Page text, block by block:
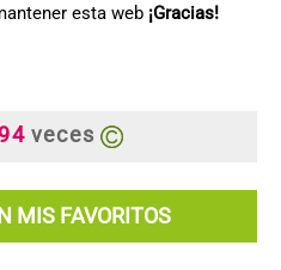
esta web ¡Gracias!
veces
MIS FAVORITOS